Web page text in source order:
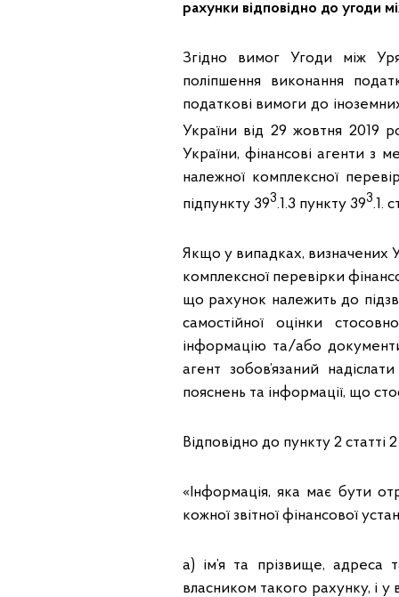
рахунки відповідно до угоди
Згідно вимог Угоди між
поліпшення виконання
податкові вимоги до
України від 29 жовтня 2019
України, фінансові агенти з
належної комплексної
підпункту 393.1.3 пункту 393.1.
Якщо у випадках, визначених
комплексної перевірки
що рахунок належить до
самостійної оцінки
інформацію та/або
агент зобов’язаний
пояснень та інформації, що
Відповідно до пункту 2 статті
«Інформація, яка має бути
кожної звітної фінансової
a) ім’я та прізвище,
власником такого рахунку, і у